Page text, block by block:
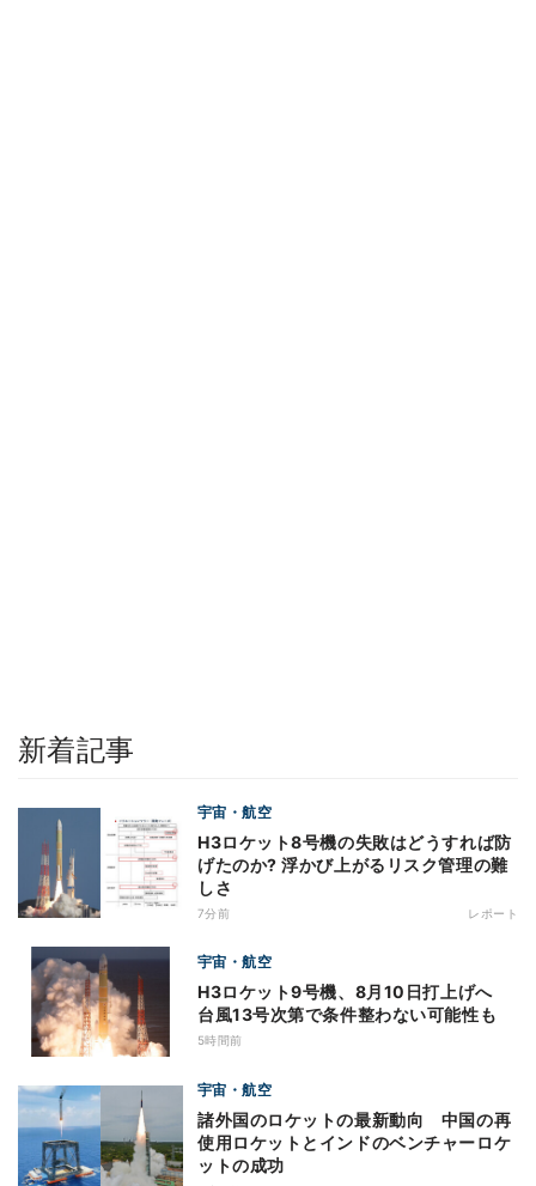
新着記事
宇宙・航空
H3ロケット8号機の失敗はどうすれば防
げたのか? 浮かび上がるリスク管理の難
しさ
7分前 レポート
宇宙・航空
H3ロケット9号機、8月10日打上げへ
台風13号次第で条件整わない可能性も
5時間前
宇宙・航空
諸外国のロケットの最新動向 中国の再
使用ロケットとインドのベンチャーロケ
ットの成功